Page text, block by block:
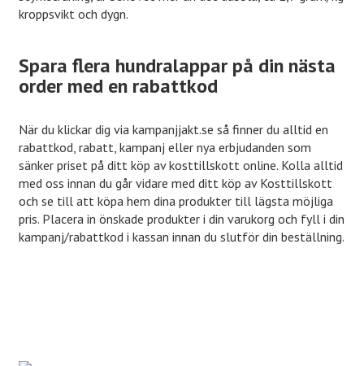
kroppsvikt och dygn.
Spara flera hundralappar på din nästa
order med en rabattkod
När du klickar dig via kampanjjakt.se så finner du alltid en
rabattkod, rabatt, kampanj eller nya erbjudanden som
sänker priset på ditt köp av kosttillskott online. Kolla alltid
med oss innan du går vidare med ditt köp av Kosttillskott
och se till att köpa hem dina produkter till lägsta möjliga
pris. Placera in önskade produkter i din varukorg och fyll i din
kampanj/rabattkod i kassan innan du slutför din beställning.